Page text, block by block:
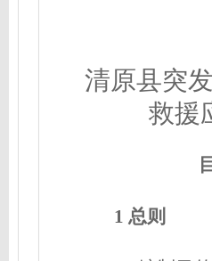
清原县突
救援
1 总则